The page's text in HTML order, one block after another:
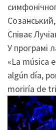
Співає
У програмі
«La música
algún día,
moriría de